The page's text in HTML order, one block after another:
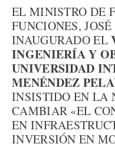
EL MINISTRO DE
FUNCIONES,
INAUGURADO EL
INGENIERÍA Y
UNIVERSIDAD
MENÉNDEZ
INSISTIDO EN LA
CAMBIAR «EL
EN
INVERSIÓN EN